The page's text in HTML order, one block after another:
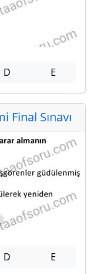
D E
Sınavı
D E